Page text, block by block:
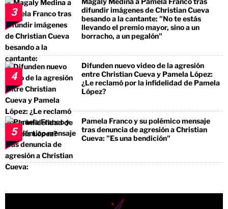
3
difundir imágenes de Christian Cueva
besando a la cantante: "No te estás
llevando el premio mayor, sino a un
borracho, a un pegalón"
4
Difunden nuevo video de la agresión
entre Christian Cueva y Pamela López:
¿Le reclamó por la infidelidad de Pamela
López?
5
Pamela Franco y su polémico mensaje
tras denuncia de agresión a Christian
Cueva: "Es una bendición"